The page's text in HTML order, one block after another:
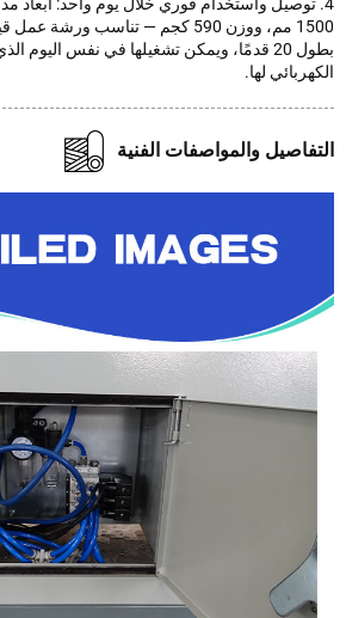
1500 مم، ووزن 590 كجم — تناسب ورشة
بطول 20 قدمًا، ويمكن تشغيلها في نفس اليوم الذي
لها.
والمواصفات الفنية